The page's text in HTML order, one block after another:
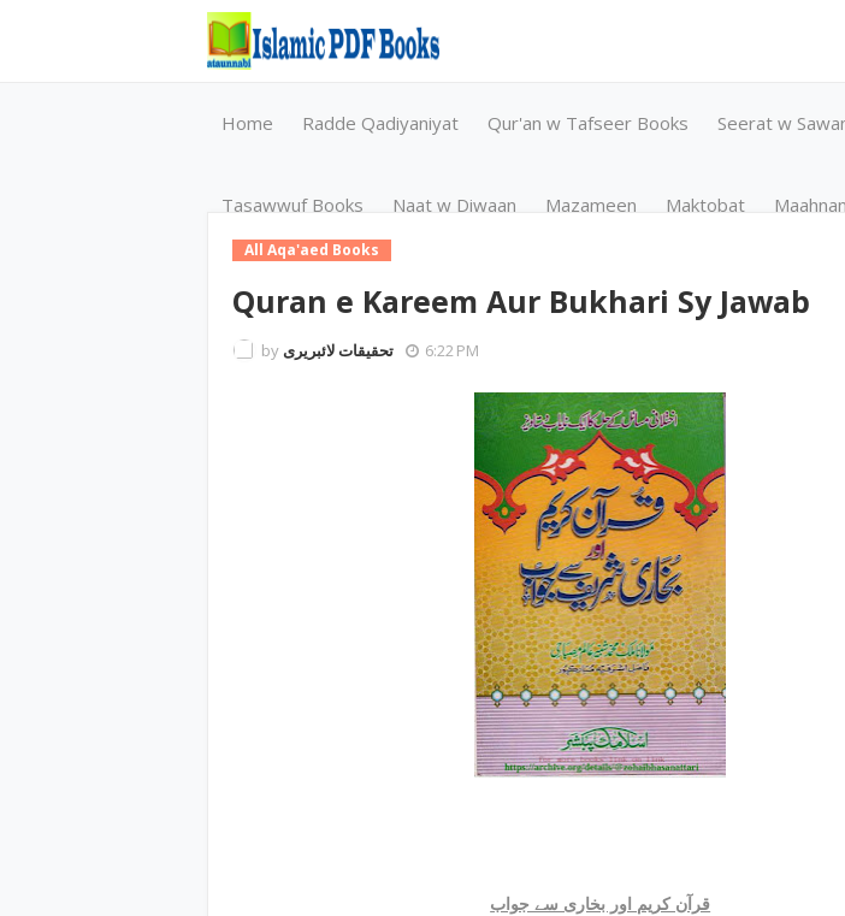
Home Radde Qadiyaniyat Qur'an w Tafseer Books Seerat w
Tasawwuf Books Naat w Diwaan Mazameen Maktobat
All Aqa'aed Books
Quran e Kareem Aur Bukhari Sy Jawab
by تحقیقات لائبریری 6:22 PM
قرآن کریم اور بخاری سے جواب